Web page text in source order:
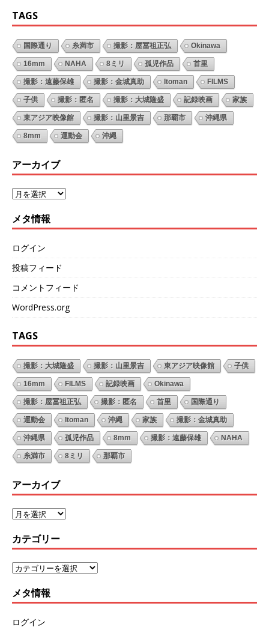
TAGS
国際通り 糸満市 撮影：屋冨祖正弘 Okinawa
16mm NAHA 8ミリ 孤児作品 首里
撮影：遠藤保雄 撮影：金城真助 Itoman FILMS
子供 撮影：匿名 撮影：大城隆盛 記録映画 家族
東アジア映像館 撮影：山里景吉 那覇市 沖縄県
8mm 運動会 沖縄
アーカイブ
メタ情報
ログイン
投稿フィード
コメントフィード
WordPress.org
TAGS
撮影：大城隆盛 撮影：山里景吉 東アジア映像館 子供
16mm FILMS 記録映画 Okinawa
撮影：屋冨祖正弘 撮影：匿名 首里 国際通り
運動会 Itoman 沖縄 家族 撮影：金城真助
沖縄県 孤児作品 8mm 撮影：遠藤保雄 NAHA
糸満市 8ミリ 那覇市
アーカイブ
カテゴリー
メタ情報
ログイン